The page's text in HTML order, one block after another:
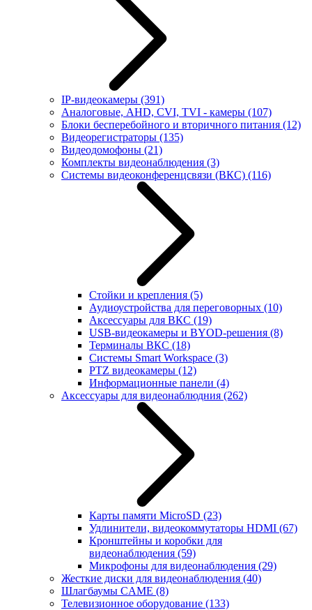
IP-видеокамеры (391)
Аналоговые, AHD, CVI, TVI - камеры (107)
Блоки бесперебойного и вторичного питания (12)
Видеорегистраторы (135)
Видеодомофоны (21)
Комплекты видеонаблюдения (3)
Системы видеоконференцсвязи (ВКС) (116)
Стойки и крепления (5)
Аудиоустройства для переговорных (10)
Аксессуары для ВКС (19)
USB-видеокамеры и BYOD-решения (8)
Терминалы ВКС (18)
Системы Smart Workspace (3)
PTZ видеокамеры (12)
Информационные панели (4)
Аксессуары для видеонаблюдния (262)
Карты памяти MicroSD (23)
Удлинители, видеокоммутаторы HDMI (67)
Кронштейны и коробки для
видеонаблюдения (59)
Микрофоны для видеонаблюдения (29)
Жесткие диски для видеонаблюдения (40)
Шлагбаумы CAME (8)
Телевизионное оборудование (133)